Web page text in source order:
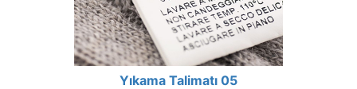
Yıkama Talimatı 05